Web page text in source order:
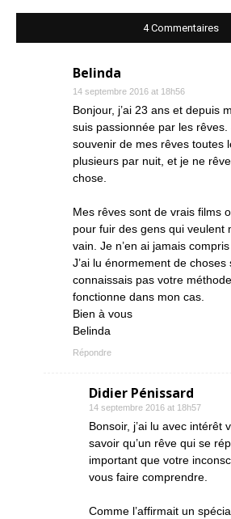
4 Commentaires
Belinda
14 septembre 2016 at 18h56
Bonjour, j’ai 23 ans et depuis
suis passionnée par les
souvenir de mes rêves toutes
plusieurs par nuit, et je ne
chose.
Mes rêves sont de vrais films
pour fuir des gens qui veulent
vain. Je n’en ai jamais
J’ai lu énormement de
connaissais pas votre
fonctionne dans mon cas.
Bien à vous
Belinda
Répondre
Didier Pénissard
14 septembre 2016 at 18h57
Bonsoir, j’ai lu avec intérêt
savoir qu’un rêve qui se
important que votre
vous faire comprendre.
Comme l’affirmait un